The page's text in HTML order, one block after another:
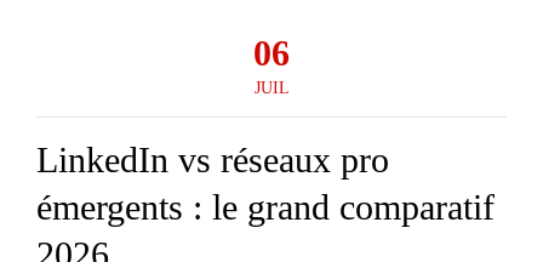
06
JUIL
LinkedIn vs réseaux pro
émergents : le grand comparatif
2026